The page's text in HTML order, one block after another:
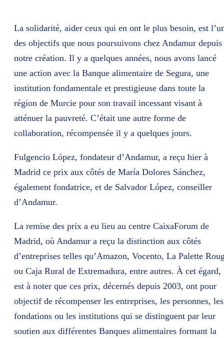
La solidarité, aider ceux qui en ont le plus besoin, est
des objectifs que nous poursuivons chez Andamur depuis
notre création. Il y a quelques années, nous avons lancé
une action avec la Banque alimentaire de Segura, une
institution fondamentale et prestigieuse dans toute la
région de Murcie pour son travail incessant visant à
atténuer la pauvreté. C’était une autre forme de
collaboration, récompensée il y a quelques jours.
Fulgencio López, fondateur d’Andamur, a reçu hier à
Madrid ce prix aux côtés de María Dolores Sánchez,
également fondatrice, et de Salvador López, conseiller
d’Andamur.
La remise des prix a eu lieu au centre CaixaForum de
Madrid, où Andamur a reçu la distinction aux côtés
d’entreprises telles qu’Amazon, Vocento, La Palette
ou Caja Rural de Extremadura, entre autres. À cet
est à noter que ces prix, décernés depuis 2003, ont pour
objectif de récompenser les entreprises, les personnes, les
fondations ou les institutions qui se distinguent par leur
soutien aux différentes Banques alimentaires formant la